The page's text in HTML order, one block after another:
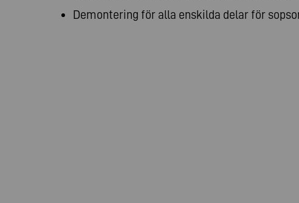
Demontering för alla enskilda delar för